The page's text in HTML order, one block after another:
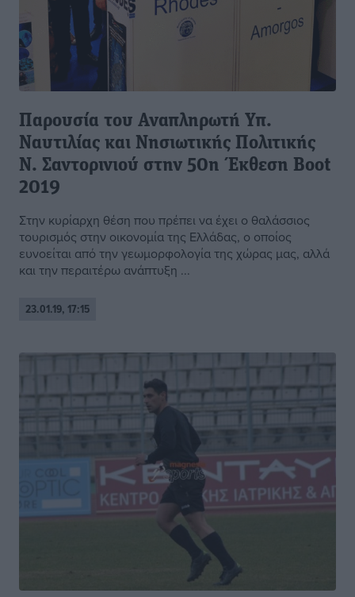
Παρουσία του Αναπληρωτή Υπ.
Ναυτιλίας και Νησιωτικής Πολιτικής
Ν. Σαντορινιού στην 50η Έκθεση Boot
2019
Στην κυρίαρχη θέση που πρέπει να έχει ο θαλάσσιος
τουρισμός στην οικονομία της Ελλάδας, ο οποίος
ευνοείται από την γεωμορφολογία της χώρας μας, αλλά
και την περαιτέρω ανάπτυξη ...
23.01.19, 17:15